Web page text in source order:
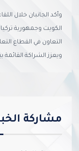
وأكد الجانبان خلال
الكويت وجمهورية
التعاون في القطاع
ويعزز الشراكة القائمة
مشاركة